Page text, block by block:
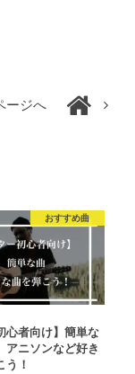
ージへ
おすすめ曲
心者向け】簡単な
アニソンなど好き
う！